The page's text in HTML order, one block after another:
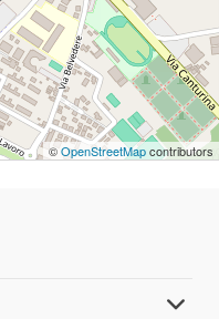
©OpenStreetMapcontributors